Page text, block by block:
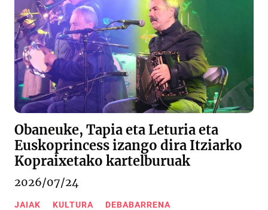
Obaneuke, Tapia eta Leturia eta
Euskoprincess izango dira Itziarko
Kopraixetako kartelburuak
2026/07/24
JAIAK KULTURA DEBABARRENA